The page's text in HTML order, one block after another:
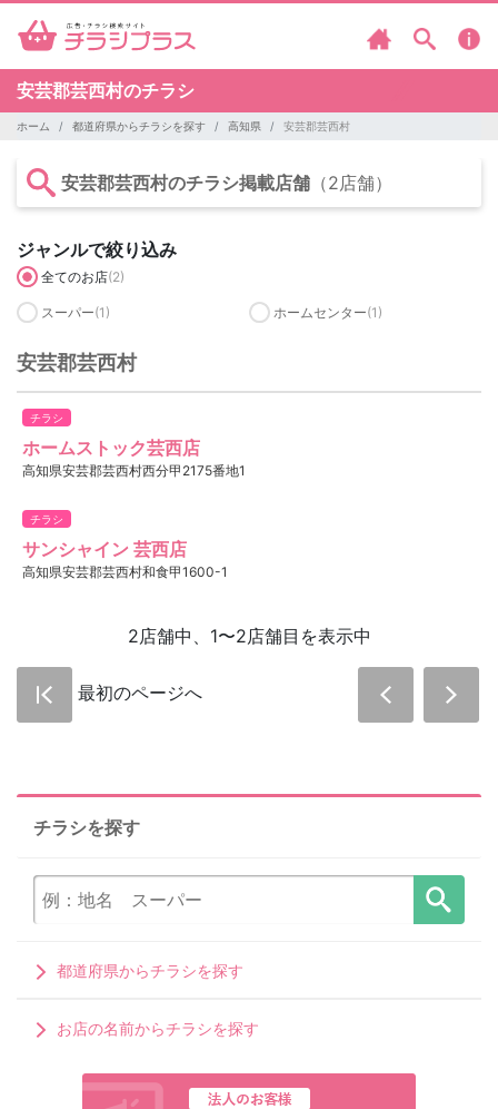
安芸郡芸西村のチラシ
ホーム 都道府県からチラシを探す 高知県 安芸郡芸西村
安芸郡芸西村のチラシ掲載店舗 （2店舗）
ジャンルで絞り込み
全てのお店(2)
スーパー(1) ホームセンター(1)
安芸郡芸西村
チラシ
ホームストック芸西店
高知県安芸郡芸西村西分甲2175番地1
チラシ
サンシャイン 芸西店
高知県安芸郡芸西村和食甲1600-1
2店舗中、1〜2店舗目を表示中
最初のページへ
チラシを探す
都道府県からチラシを探す
お店の名前からチラシを探す